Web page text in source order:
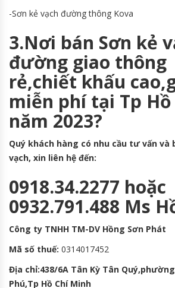
-Sơn kẻ vạch đường thông Kova
3.Nơi bán Sơn kẻ
đường giao thông
rẻ,chiết khấu
miễn phí tại Tp
năm 2023?
Quý khách hàng có nhu cầu tư vấn và
vạch, xin liên hệ đến:
0918.34.2277 hoặc
0932.791.488 Ms
Công ty TNHH TM-DV Hồng Sơn Phát
Mã số thuế: 0314017452
Địa chỉ:438/6A Tân Kỳ Tân
Phú,Tp Hồ Chí Minh